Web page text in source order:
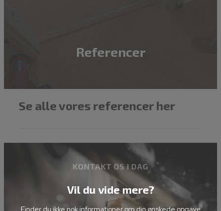
Referencer
Se alle vores referencer her
KONTAKT OS I DAG
Vil du vide mere?
Finder du ikke nok informationer om din ønskede opgave